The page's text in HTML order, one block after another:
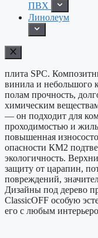
ПВХ
Линолеум
плита SPC.
винила и небольшого
полам прочность,
химическим
— он подходит для
проходимостью и
повышенная
опасности КМ2
экологичность.
защиту от царапин,
повреждений,
Дизайны под дерево
ClassicOFF особую
его с любым